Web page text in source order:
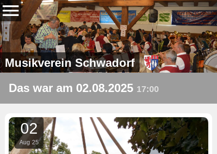
Musikverein Schwadorf
Das war am 02.08.2025 17:00
02
Aug 25